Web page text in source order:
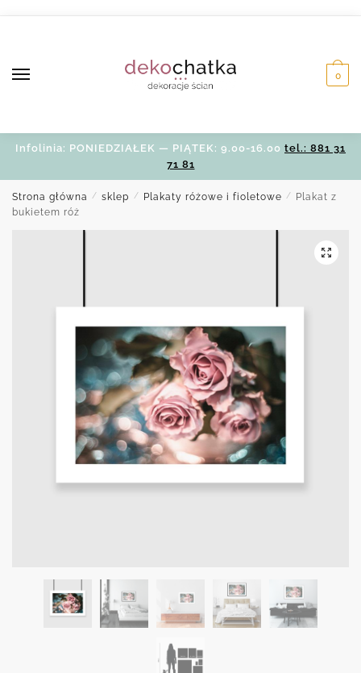
0
Infolinia: PONIEDZIAŁEK — PIĄTEK: 9.00-16.00 tel.: 881 31
71 81
Strona główna / sklep / Plakaty różowe i fioletowe /
Plakat z
bukietem róż